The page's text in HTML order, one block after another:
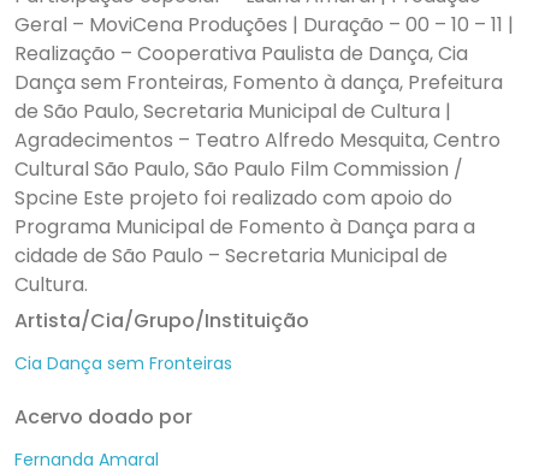
Geral – MoviCena Produções | Duração – 00 – 10 – 11 |
Realização – Cooperativa Paulista de Dança, Cia
Dança sem Fronteiras, Fomento à dança, Prefeitura
de São Paulo, Secretaria Municipal de Cultura |
Agradecimentos – Teatro Alfredo Mesquita, Centro
Cultural São Paulo, São Paulo Film Commission /
Spcine Este projeto foi realizado com apoio do
Programa Municipal de Fomento à Dança para a
cidade de São Paulo – Secretaria Municipal de
Cultura.
Artista/Cia/Grupo/Instituição
Cia Dança sem Fronteiras
Acervo doado por
Fernanda Amaral